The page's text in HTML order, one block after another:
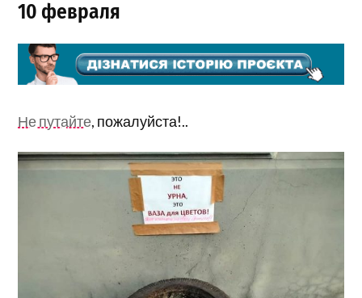
10 февраля
Не путайте, пожалуйста!..